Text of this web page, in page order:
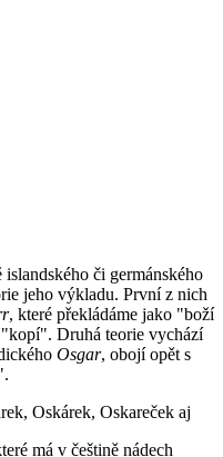
či germánského
jeho výkladu. První z nich
, které překládáme jako "boží
"kopí". Druhá teorie vychází
Osgar, obojí opět s
Oskárek, Oskareček aj
má v češtině nádech